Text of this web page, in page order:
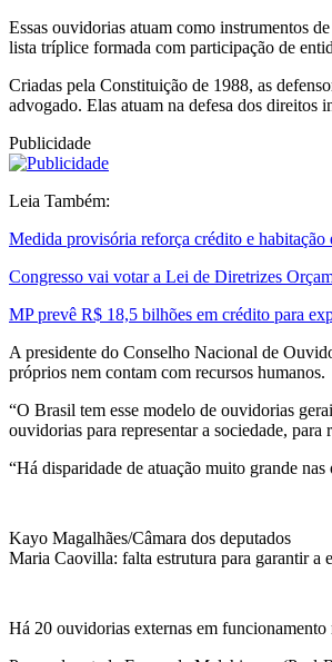
Essas ouvidorias atuam como instrumentos
lista tríplice formada com participação de
Criadas pela Constituição de 1988, as
advogado. Elas atuam na defesa dos direitos
Publicidade
Leia Também:
Medida provisória reforça crédito e
Congresso vai votar a Lei de Diretrizes
MP prevê R$ 18,5 bilhões em crédito para
A presidente do Conselho Nacional de
próprios nem contam com recursos humanos.
“O Brasil tem esse modelo de ouvidorias
ouvidorias para representar a sociedade,
“Há disparidade de atuação muito grande
Kayo Magalhães/Câmara dos deputados
Maria Caovilla: falta estrutura para garantir a
Há 20 ouvidorias externas em